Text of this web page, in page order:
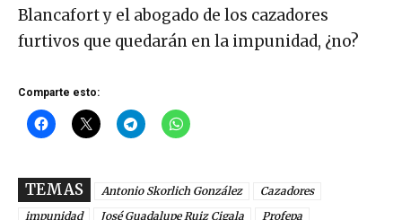
Blancafort y el abogado de los cazadores
furtivos que quedarán en la impunidad, ¿no?
Comparte esto:
TEMAS Antonio Skorlich González
Cazadores
impunidad
José Guadalupe Ruiz Cigala Profepa